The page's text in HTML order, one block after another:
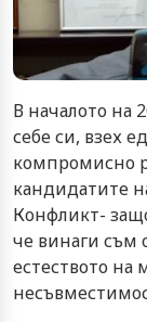
В началото на
себе си, взех
компромисно
кандидатите
Конфликт-
че винаги съм
естеството на